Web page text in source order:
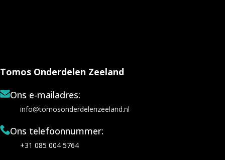
Tomos Onderdelen Zeeland
Ons e-mailadres:
info@tomosonderdelenzeeland.nl
Ons telefoonnummer:
+31 085 004 5764